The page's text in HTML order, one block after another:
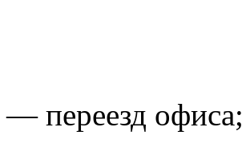
— переезд офиса;